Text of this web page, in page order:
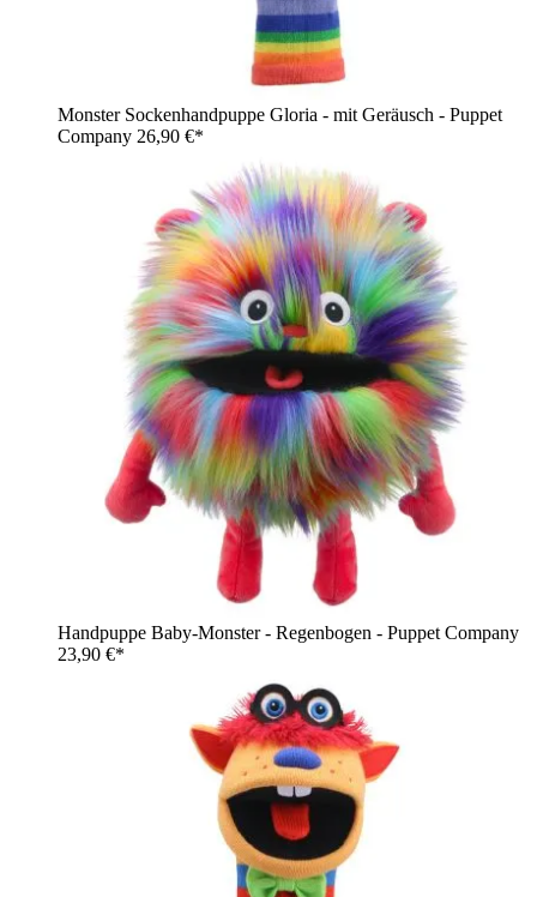
Monster Sockenhandpuppe Gloria - mit Geräusch - Puppet
Company 26,90 €*
Handpuppe Baby-Monster - Regenbogen - Puppet Company
23,90 €*